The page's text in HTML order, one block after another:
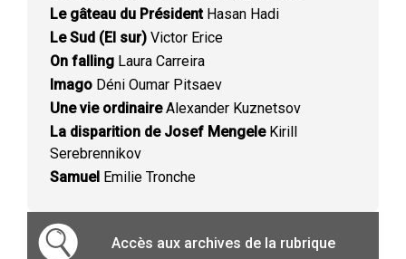
Le gâteau du PrésidentHasan Hadi
Le Sud (El sur) Victor Erice
On falling Laura Carreira
Imago Déni Oumar Pitsaev
Une vie ordinaireAlexander Kuznetsov
La disparition de Josef MengeleKirill
Serebrennikov
Samuel Emilie Tronche
Accès aux archives de la rubrique